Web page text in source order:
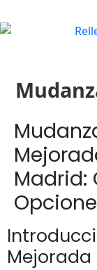
Madrid: